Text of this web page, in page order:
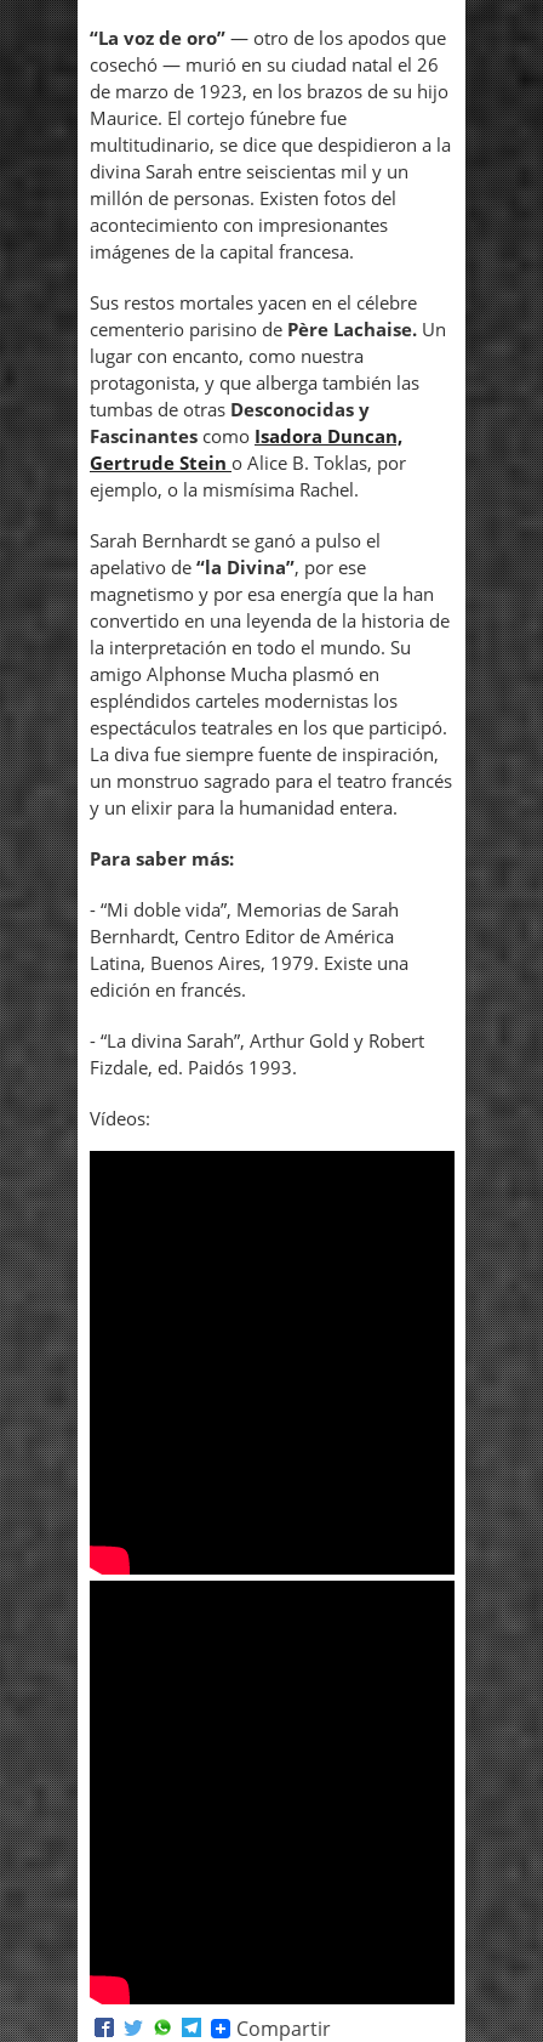
“La voz de oro” — otro de los apodos que
cosechó — murió en su ciudad natal el 26
de marzo de 1923, en los brazos de su hijo
Maurice. El cortejo fúnebre fue
multitudinario, se dice que despidieron a la
divina Sarah entre seiscientas mil y un
millón de personas. Existen fotos del
acontecimiento con impresionantes
imágenes de la capital francesa.
Sus restos mortales yacen en el célebre
cementerio parisino de Père Lachaise. Un
lugar con encanto, como nuestra
protagonista, y que alberga también las
tumbas de otras Desconocidas y
Fascinantes como Isadora Duncan,
Gertrude Stein o Alice B. Toklas, por
ejemplo, o la mismísima Rachel.
Sarah Bernhardt se ganó a pulso el
apelativo de “la Divina”, por ese
magnetismo y por esa energía que la han
convertido en una leyenda de la historia de
la interpretación en todo el mundo. Su
amigo Alphonse Mucha plasmó en
espléndidos carteles modernistas los
espectáculos teatrales en los que participó.
La diva fue siempre fuente de inspiración,
un monstruo sagrado para el teatro francés
y un elixir para la humanidad entera.
Para saber más:
- “Mi doble vida”, Memorias de Sarah
Bernhardt, Centro Editor de América
Latina, Buenos Aires, 1979. Existe una
edición en francés.
- “La divina Sarah”, Arthur Gold y Robert
Fizdale, ed. Paidós 1993.
Vídeos:
Compartir